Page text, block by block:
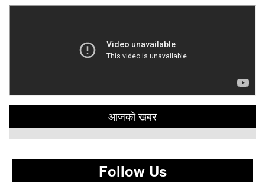
आजको खबर
Follow Us